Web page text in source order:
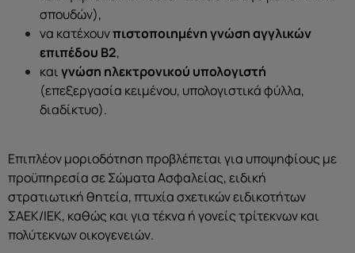
σπουδών),
να κατέχουνπιστοποιημένη γνώση αγγλικών
επιπέδου Β2,
καιγνώση ηλεκτρονικού υπολογιστή
(επεξεργασία κειμένου, υπολογιστικά φύλλα,
διαδίκτυο).
Επιπλέον μοριοδότηση προβλέπεται για υποψηφίους με
προϋπηρεσία σε Σώματα Ασφαλείας, ειδική
στρατιωτική θητεία, πτυχία σχετικών ειδικοτήτων
ΣΑΕΚ/ΙΕΚ, καθώς και για τέκνα ή γονείς τρίτεκνων και
πολύτεκνων οικογενειών.